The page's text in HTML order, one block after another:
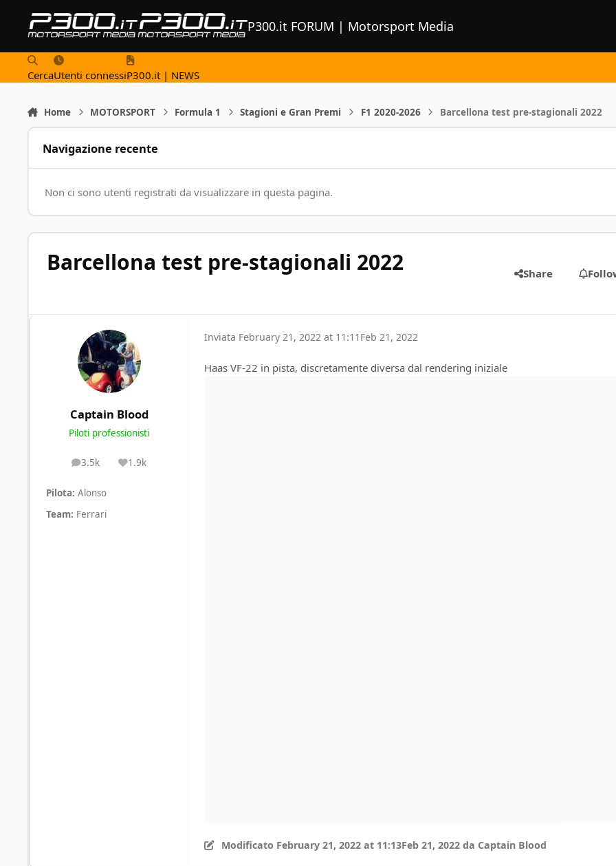
P300.it FORUM | Motorsport Media
CercaUtenti connessiP300.it | NEWS
Home MOTORSPORT Formula 1 Stagioni e Gran Premi F1 2020-2026 Barcellona test pre-stagionali 2022
Navigazione recente
Non ci sono utenti registrati da visualizzare in questa pagina.
Barcellona test pre-stagionali 2022 Share
Captain Blood
Piloti professionisti
3.5k
posts 1.9k
Reputation
Pilota: Alonso
Team: Ferrari
Inviata February 21, 2022 at 11:11 Feb 21, 2022
Haas VF-22 in pista, discretamente diversa dal rendering iniziale
Modificato February 21, 2022 at 11:13Feb 21, 2022da Captain Blood